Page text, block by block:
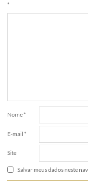
*
Nome *
E-mail *
Site
Salvar meus dados neste